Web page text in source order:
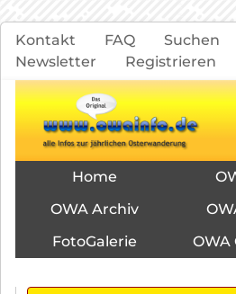
Navigation
überspringen
Kontakt FAQ Suchen
Newsletter
Registrieren
NavigationHome
OWA Archiv
FotoGalerie
OWA